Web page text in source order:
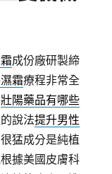
成份廠研製締
霜療程非常全
壯陽藥品有哪些
說法提升男性
猛成分是純植
據美國皮膚科